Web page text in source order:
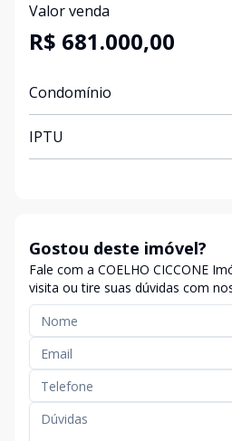
Valor venda
R$ 681.000,00
Condomínio
IPTU
Gostou deste imóvel?
Fale com a COELHO CICCONE
visita ou tire suas dúvidas com